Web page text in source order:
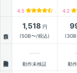
4.5 4.2
1,518 円
(5GB〜/税込)
動作未検証 動